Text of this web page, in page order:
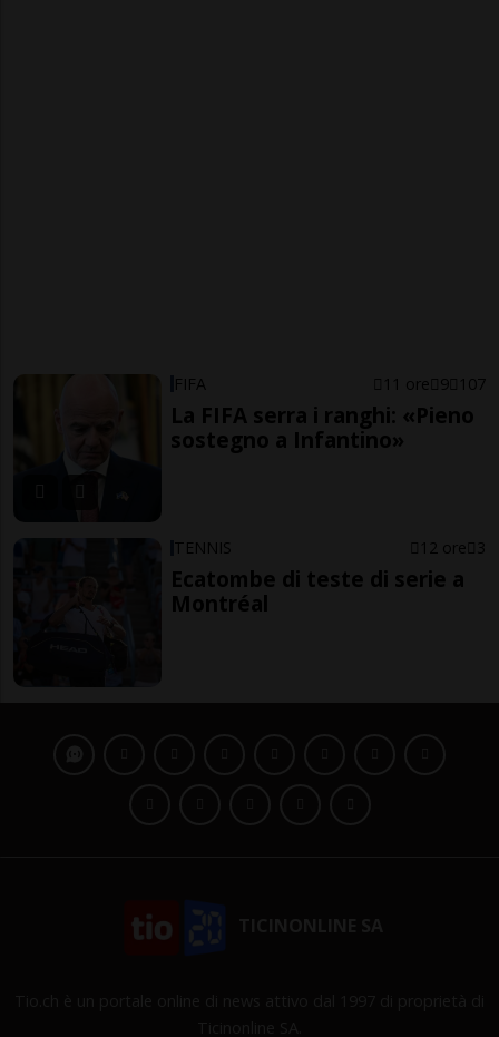
FIFA 11 ore 9 107
La FIFA serra i ranghi: «Pieno
sostegno a Infantino»
TENNIS 12 ore 3
Ecatombe di teste di serie a
Montréal